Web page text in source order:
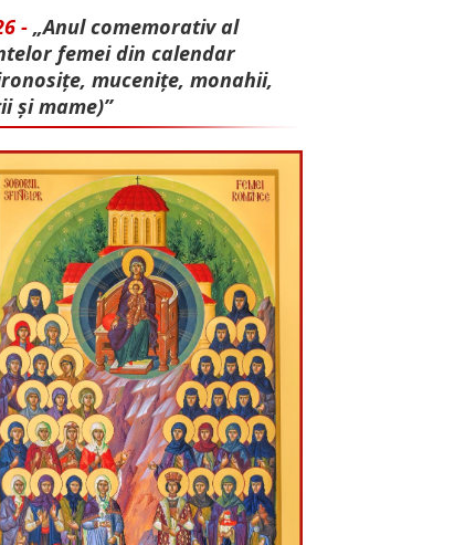
- „Anul comemorativ al
femei din calendar
mu­cenițe, monahii,
și mame)”